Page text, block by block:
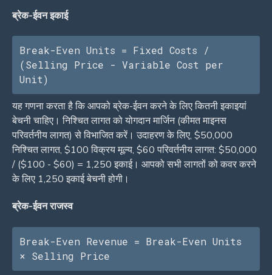
ब्रेक-ईवन इकाई
Break-Even Units = Fixed Costs /
(Selling Price - Variable Cost per
Unit)
यह गणना करता है कि आपको ब्रेक-ईवन करने के लिए कितनी इकाइयां
बेचनी चाहिए। निश्चित लागत को योगदान मार्जिन (कीमत माइनस
परिवर्तनीय लागत) से विभाजित करें। उदाहरण के लिए, $50,000
निश्चित लागत, $100 विक्रय मूल्य, $60 परिवर्तनीय लागत: $50,000
/ ($100 - $60) = 1,250 इकाई। आपको सभी लागतों को कवर करने
के लिए 1,250 इकाई बेचनी होगी।
ब्रेक-ईवन राजस्व
Break-Even Revenue = Break-Even Units
× Selling Price